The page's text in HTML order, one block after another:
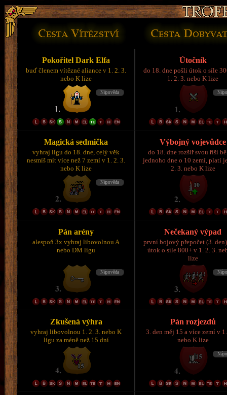
Pokořitel Dark Elfa
buď členem vítězné aliance v 1. 2. 3.
nebo K lize
Útočník
do 18. dne pošli útok o síle
1. 2. 3. nebo K lize
Magická sedmička
vyhraj ligu do 18. dne, celý věk
nesmíš mít více než 7 zemí v 1. 2. 3.
nebo K lize
Výbojný vojevůdce
do 18. dne rozšiř svou říši
jednoho dne o 10 zemí, platí
2. 3. nebo K lize
Pán arény
alespoň 3x vyhraj libovolnou A
nebo DM ligu
Nečekaný výpad
první bojový přepočet (3.
útok o síle 800+ v 1. 2. 3.
lize
Zkušená výhra
vyhraj libovolnou 1. 2. 3. nebo K
ligu za méně než 15 dní
Pán rozjezdů
3. den měj 15 a více zemí v
nebo K lize